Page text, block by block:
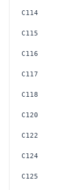
C114
C115
C116
C117
C118
C120
C122
C124
C125